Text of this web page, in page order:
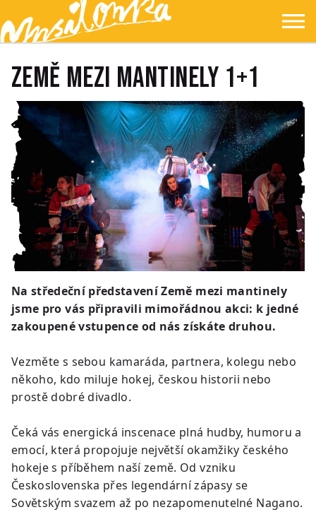
Přejít na hlavní obsah
Přejít na navigaci
Přejít na hledání
Ypsilonka ☰
Země mezi mantinely 1+1
Na středeční představení Země mezi mantinely
jsme pro vás připravili mimořádnou akci: k jedné
zakoupené vstupence od nás získáte druhou.
Vezměte s sebou kamaráda, partnera, kolegu nebo
někoho, kdo miluje hokej, českou historii nebo
prostě dobré divadlo.
Čeká vás energická inscenace plná hudby, humoru a
emocí, která propojuje největší okamžiky českého
hokeje s příběhem naší země. Od vzniku
Československa přes legendární zápasy se
Sovětským svazem až po nezapomenutelné Nagano.